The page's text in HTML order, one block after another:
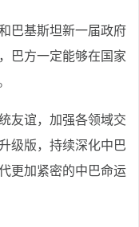
巴基斯坦新一届政府
巴方一定能够在国家
友谊，加强各领域交
级版，持续深化中巴
更加紧密的中巴命运